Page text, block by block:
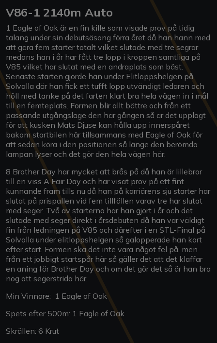
V86-1 2140m Auto
1 Eagle of Oak är en fin kille som visade prov på tidig
talang under sin debutsäsong förra året då han hann med
att göra fem starter totalt vilket slutade med tre segrar
medans han i år har fått tre lopp i kroppen samtliga på
V85 vilket har slutat med en andraplats som bäst.
Senaste starten gjorde han under Elitloppshelgen på
Solvalla där han fick ett tufft lopp utvändigt ledaren och
höll med tanke på det farten klart bra hela vägen in i mål
till en femteplats. Formen blir allt bättre och från ett
passande utgångsläge den här gången så är det upplagt
för att kusken Mats Djuse kan hålla upp innerspåret
bakom startbilen här tillsammans med Eagle of Oak för
att sedan köra i den positionen så länge den berömda
lampan lyser och det gör den hela vägen här.
8 Brother Day har mycket att brås på då han är lillebror
till en viss A Fair Day och har visat prov på ett fint
kunnande fram tills nu då han på karriärens sju starter har
slutat på prispallen vid fem tillfällen varav tre har slutat
med seger. Två av starterna har han gjort i år och det
slutade med seger direkt i årsdebuten då han var väldigt
fin från ledningen på V85 och därefter i en STL-Final på
Solvalla under elitloppshelgen så galopperade han kort
efter start. Formen ska det inte vara något fel på, men
från ett jobbigt startspår här så gäller det att det klaffar
en aning för Brother Day och om det gör det så är han bra
nog att segerstrida här.
Min Vinnare: 1 Eagle of Oak
Spets efter 500m: 1 Eagle of Oak
Skrällen: 6 Krut